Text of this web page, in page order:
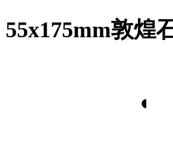
55x175mm敦煌